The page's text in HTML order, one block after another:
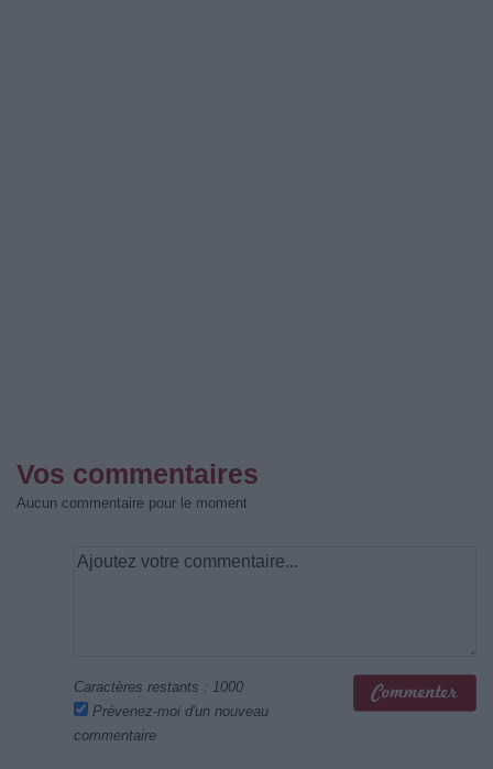
Vos commentaires
Aucun commentaire pour le moment
Caractères restants : 1000
Prévenez-moi d'un nouveau
commentaire